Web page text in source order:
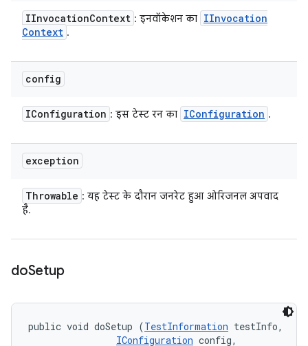
IInvocationContext : इनवॉकेशन का IInvocation
Context .
config
IConfiguration : इस टेस्ट रन का IConfiguration .
exception
Throwable : यह टेस्ट के दौरान जनरेट हुआ ओरिजनल अपवाद
है.
doSetup
public void doSetup (TestInformation testInfo,
IConfiguration config,